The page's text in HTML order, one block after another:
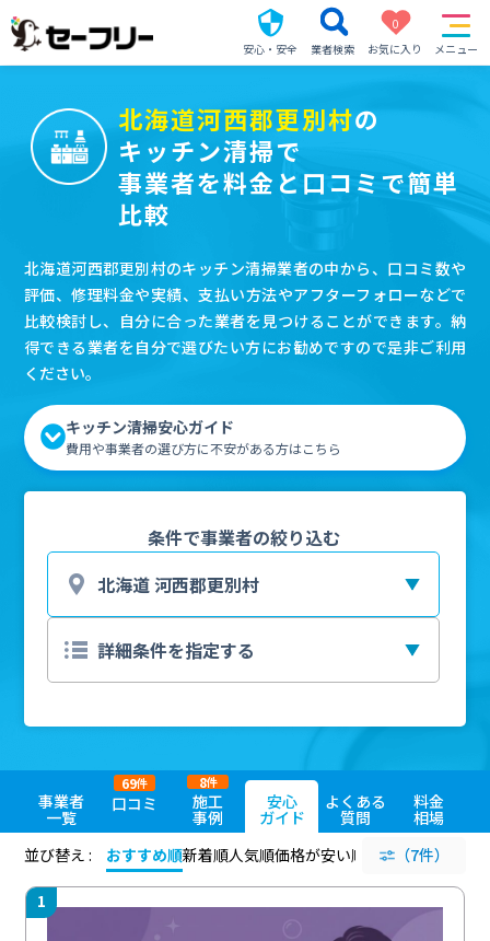
安心・安全 業者検索
0
お気に入り
メニュー
北海道河西郡更別村の
キッチン清掃で
事業者を料金と口コミで簡単
比較
北海道河西郡更別村のキッチン清掃業者の中から、口コミ数や
評価、修理料金や実績、支払い方法やアフターフォローなどで
比較検討し、自分に合った業者を見つけることができます。納
得できる業者を自分で選びたい方にお勧めですので是非ご利用
ください。
キッチン清掃安心ガイド
費用や事業者の選び方に不安がある方はこちら
条件で事業者の絞り込む
事業者
一覧
口コミ
69件
施工
事例
8件
安心
ガイド
よくある
質問
料金
相場
並び替え :
おすすめ順新着順人気順価格が安い順 評価が高い順
（7件）
1